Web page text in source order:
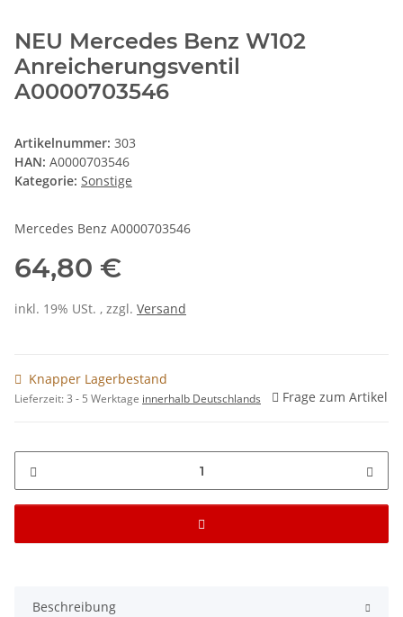
NEU Mercedes Benz W102
Anreicherungsventil
A0000703546
Artikelnummer: 303
HAN: A0000703546
Kategorie: Sonstige
Mercedes Benz A0000703546
64,80 €
inkl. 19% USt. , zzgl. Versand
Knapper Lagerbestand
Lieferzeit:3 - 5 Werktage innerhalb Deutschlands Frage zum Artikel
Beschreibung